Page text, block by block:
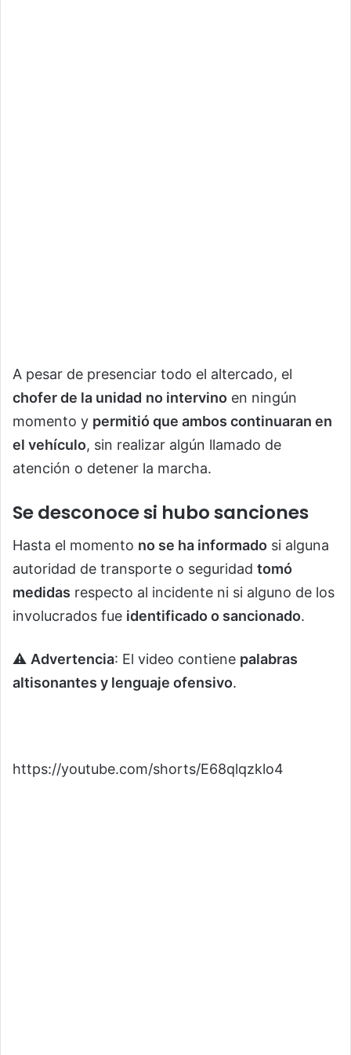
A pesar de presenciar todo el altercado, el
chofer de la unidad no intervino en ningún
momento y permitió que ambos continuaran en
el vehículo, sin realizar algún llamado de
atención o detener la marcha.
Se desconoce si hubo sanciones
Hasta el momento no se ha informado si alguna
autoridad de transporte o seguridad tomó
medidas respecto al incidente ni si alguno de los
involucrados fue identificado o sancionado.
⚠️ Advertencia: El video contiene palabras
altisonantes y lenguaje ofensivo.
https://youtube.com/shorts/E68qlqzklo4